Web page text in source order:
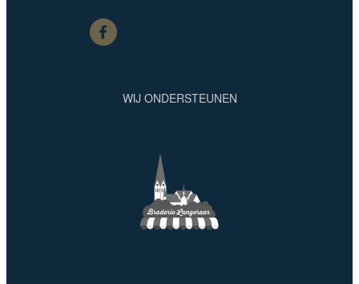
WIJ ONDERSTEUNEN